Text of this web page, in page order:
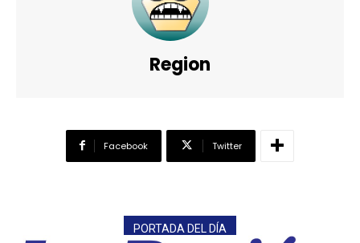
Region
Facebook Twitter
PORTADA DEL DÍA